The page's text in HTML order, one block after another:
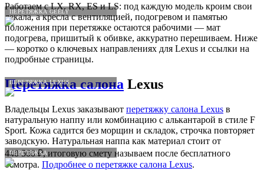
ПЕРЕТЯЖКА GEELY
ПЕРЕТЯЖКА LEXUS
ПЕРЕТЯЖКА
Работаем с LX, RX, ES и LS: под каждую модель кроим свои
лекала, а кресла с вентиляцией, подогревом и памятью
положения при перетяжке остаются рабочими — мат
подогрева, пришитый к обивке, аккуратно перешиваем. Ниже
— коротко о ключевых направлениях для Lexus и ссылки на
подробные страницы.
Перетяжка салона Lexus
Владельцы Lexus заказывают перетяжку салона Lexus в
натуральную наппу или комбинацию с алькантарой в стиле F
Sport. Кожа садится без морщин и складок, строчка повторяет
заводскую. Натуральная наппа как материал стоит от
440 500 ₽, итоговую смету называем после бесплатного
осмотра. Подробнее о перетяжке салона Lexus.